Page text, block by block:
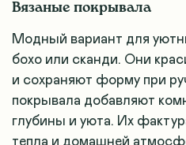
Вязаные покрывала
Модный вариант для
бохо или сканди. Они
и сохраняют форму при
покрывала добавляют
глубины и уюта. Их
тепла и домашней